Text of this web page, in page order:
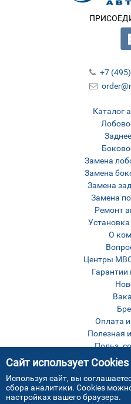
Каталог
Замена
Замена
Замена
Замена
Ремонт
Установка
О
Центры
Гарантии
Оплата
Полезная
Польз.
+7
Сайт использует Cookies
Используя сайт, вы
сбора аналитики. Cookies
настройках вашего браузера.